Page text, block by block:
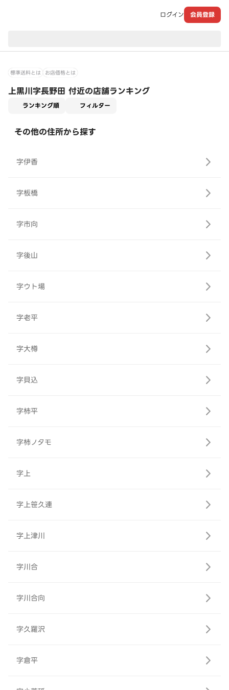
ログイン 会員登録
標準送料とは お店価格とは
上黒川字長野田 付近の店舗ランキング
ランキング順 フィルター
その他の住所から探す
字伊香
字板橋
字市向
字後山
字ウト場
字老平
字大樽
字貝込
字柿平
字柿ノタモ
字上
字上笹久連
字上津川
字川合
字川合向
字久羅沢
字倉平